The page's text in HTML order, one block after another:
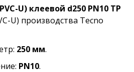
U) клеевой d250 PN10 TP
U) производства Tecno
250 мм.
PN10.